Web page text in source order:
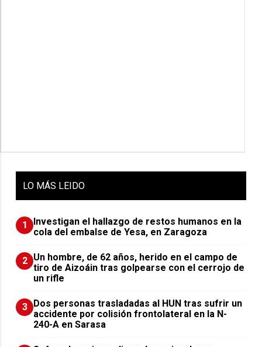
LO MÁS LEIDO
1
Investigan el hallazgo de restos humanos en la
cola del embalse de Yesa, en Zaragoza
2 Un hombre, de 62 años, herido en el campo de
tiro de Aizoáin tras golpearse con el cerrojo de
un rifle
3
​Dos personas trasladadas al HUN tras sufrir un
accidente por colisión frontolateral en la N-
240-A en Sarasa